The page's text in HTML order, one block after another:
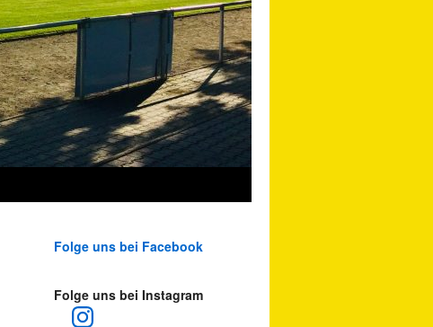
Folge uns bei Facebook
Folge uns bei Instagram
Instagram